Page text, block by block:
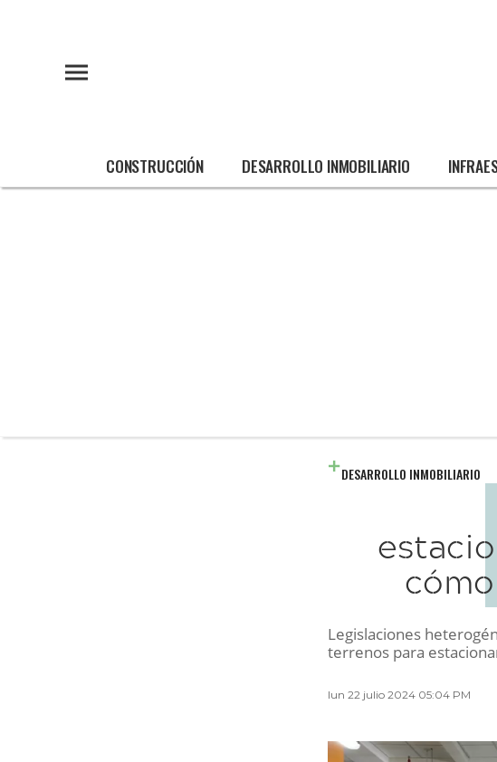
CONSTRUCCIÓN DESARROLLO INMOBILIARIO
DESARROLLO INMOBILIARIO
Legislaciones
terrenos para
lun 22 julio 2024 05:04 PM